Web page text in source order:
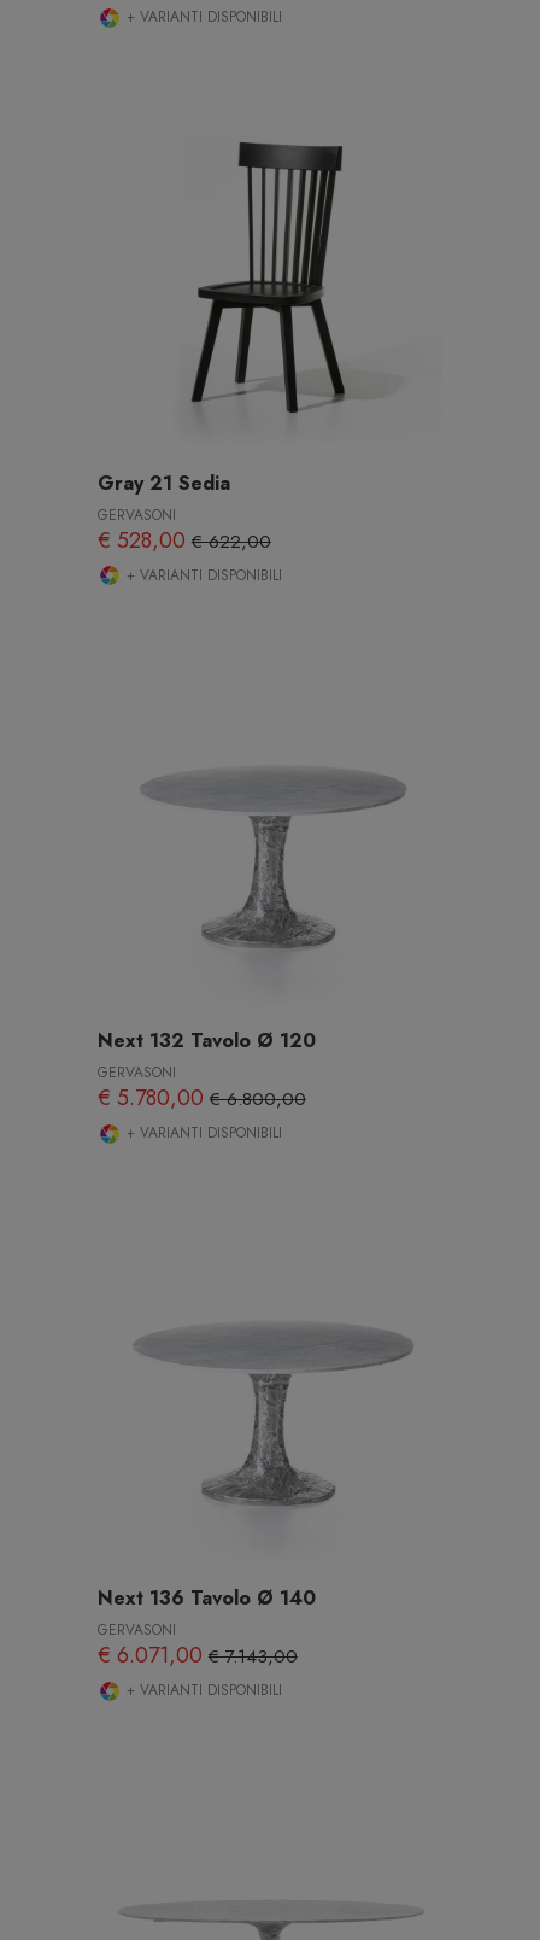
+ VARIANTI DISPONIBILI
Gray 21 Sedia
GERVASONI
€ 528,00€ 622,00
+ VARIANTI DISPONIBILI
Next 132 Tavolo Ø 120
GERVASONI
€ 5.780,00€ 6.800,00
+ VARIANTI DISPONIBILI
Next 136 Tavolo Ø 140
GERVASONI
€ 6.071,00€ 7.143,00
+ VARIANTI DISPONIBILI